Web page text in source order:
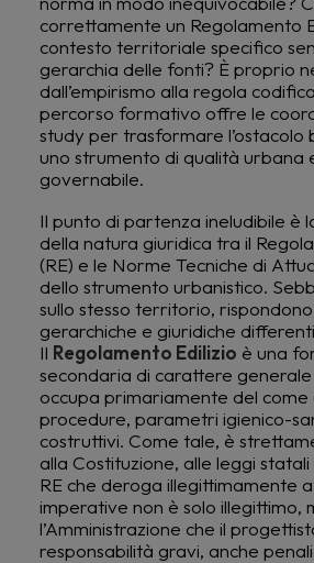
correttamente un Regolamento
contesto territoriale specifico
gerarchia delle fonti? È proprio
dall’empirismo alla regola
percorso formativo offre le
study per trasformare l’ostacolo
uno strumento di qualità urbana
governabile.
Il punto di partenza ineludibile è
della natura giuridica tra il
(RE) e le Norme Tecniche di
dello strumento urbanistico.
sullo stesso territorio,
gerarchiche e giuridiche
Il Regolamento Edilizio è una
secondaria di carattere
occupa primariamente del come
procedure, parametri igienico-
costruttivi. Come tale, è
alla Costituzione, alle leggi
RE che deroga illegittimamente
imperative non è solo illegittimo,
l’Amministrazione che il
responsabilità gravi, anche